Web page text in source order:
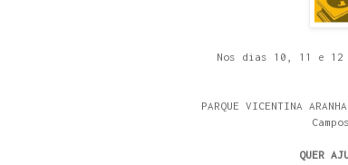
Nos dias 10, 11 e
PARQUE VICENTINA
QUER